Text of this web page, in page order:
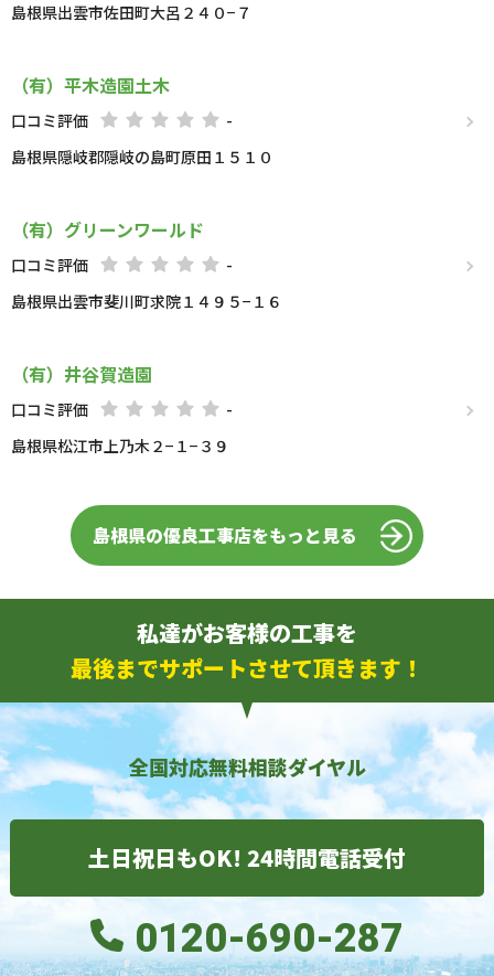
島根県出雲市佐田町大呂２４０−７
（有）平木造園土木
口コミ評価
-
島根県隠岐郡隠岐の島町原田１５１０
（有）グリーンワールド
口コミ評価
-
島根県出雲市斐川町求院１４９５−１６
（有）井谷賀造園
口コミ評価
-
島根県松江市上乃木２−１−３９
島根県の優良工事店をもっと見る
私達がお客様の工事を
最後までサポートさせて頂きます！
全国対応無料相談ダイヤル
土日祝日もOK! 24時間電話受付
0120-690-287